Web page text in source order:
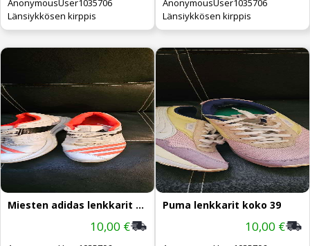
AnonymousUser1035706
Länsiykkösen kirppis
AnonymousUser1035706
Länsiykkösen kirppis
Miesten adidas lenkkarit koko 44 oransi
10,00 €
Puma lenkkarit koko 39
10,00 €